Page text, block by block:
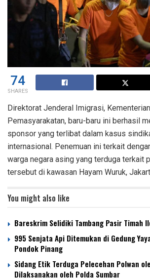
74
SHARES
Direktorat Jenderal Imigrasi,
Pemasyarakatan, baru-baru ini berhasil
sponsor yang terlibat dalam kasus
internasional. Penemuan ini terkait
warga negara asing yang terduga terkait
tersebut di kawasan Hayam Wuruk,
You might also like
Bareskrim Selidiki Tambang Pasir Timah
995 Senjata Api Ditemukan di Gedung
Pondok Pinang
Sidang Etik Terduga Pelecehan Polwan
Dilaksanakan oleh Polda Sumbar